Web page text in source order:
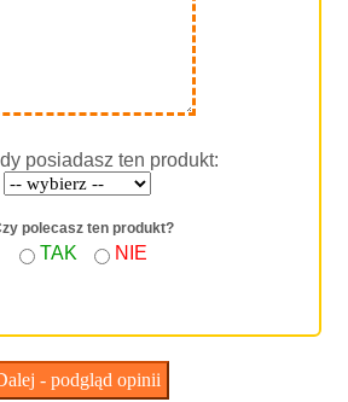
posiadasz ten produkt:
polecasz ten produkt?
TAK NIE